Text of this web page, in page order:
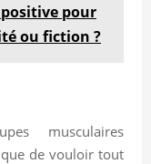
pour
ou fiction ?
musculaires
que de vouloir tout